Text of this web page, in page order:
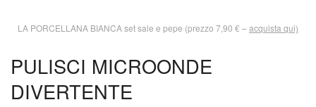
LA PORCELLANA BIANCA set sale e pepe (prezzo 7,90 € –acquista qui)
PULISCI MICROONDE
DIVERTENTE